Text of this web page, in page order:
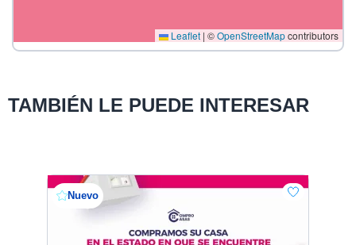
Leaflet | ©OpenStreetMapcontributors
TAMBIÉN LE PUEDE INTERESAR
Nuevo